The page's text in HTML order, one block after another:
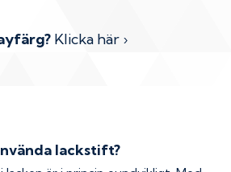
Klicka här ›
lackstift?